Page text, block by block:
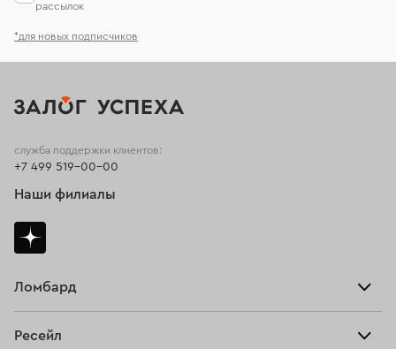
*для новых подписчиков
рассылок
Ломбард
Ресейл
служба поддержки клиентов:
+7 499 519-00-00
Наши филиалы